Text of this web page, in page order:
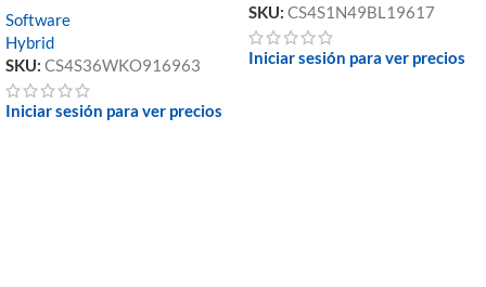
Software
Hybrid
SKU: CS4S36WKO916963
Iniciar sesión para ver precios
SKU: CS4S1N49BL19617
Iniciar sesión para ver precios